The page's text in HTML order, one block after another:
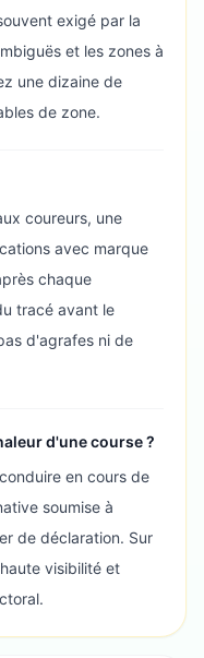
exigé par la
et les zones à
une dizaine de
de zone.
coureurs, une
avec marque
chaque
tracé avant le
d'agrafes ni de
d'une course ?
en cours de
soumise à
de déclaration. Sur
visibilité et